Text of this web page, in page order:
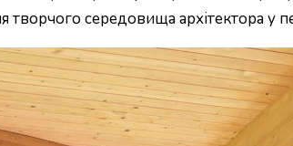
середовища архітектора у